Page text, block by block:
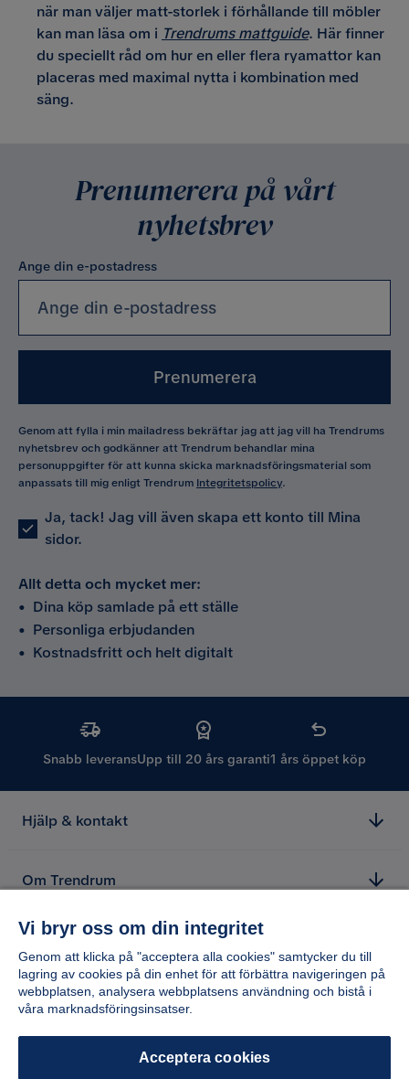
när man väljer matt-storlek i förhållande till möbler
kan man läsa om i Trendrums mattguide. Här finner
du speciellt råd om hur en eller flera ryamattor kan
placeras med maximal nytta i kombination med
säng.
Prenumerera på vårt
nyhetsbrev
Ange din e-postadress
Prenumerera
Genom att fylla i min mailadress bekräftar jag att jag vill ha Trendrums
nyhetsbrev och godkänner att Trendrum behandlar mina
personuppgifter för att kunna skicka marknadsföringsmaterial som
anpassats till mig enligt Trendrum Integritetspolicy.
Ja, tack! Jag vill även skapa ett konto till Mina
sidor.
Allt detta och mycket mer:
• Dina köp samlade på ett ställe
• Personliga erbjudanden
• Kostnadsfritt och helt digitalt
Snabb leveransUpp till 20 års garanti1 års öppet köp
Hjälp & kontakt
Om Trendrum
Vi bryr oss om din integritet
Genom att klicka på "acceptera alla cookies" samtycker du till
lagring av cookies på din enhet för att förbättra navigeringen på
webbplatsen, analysera webbplatsens användning och bistå i
våra marknadsföringsinsatser.
Acceptera cookies